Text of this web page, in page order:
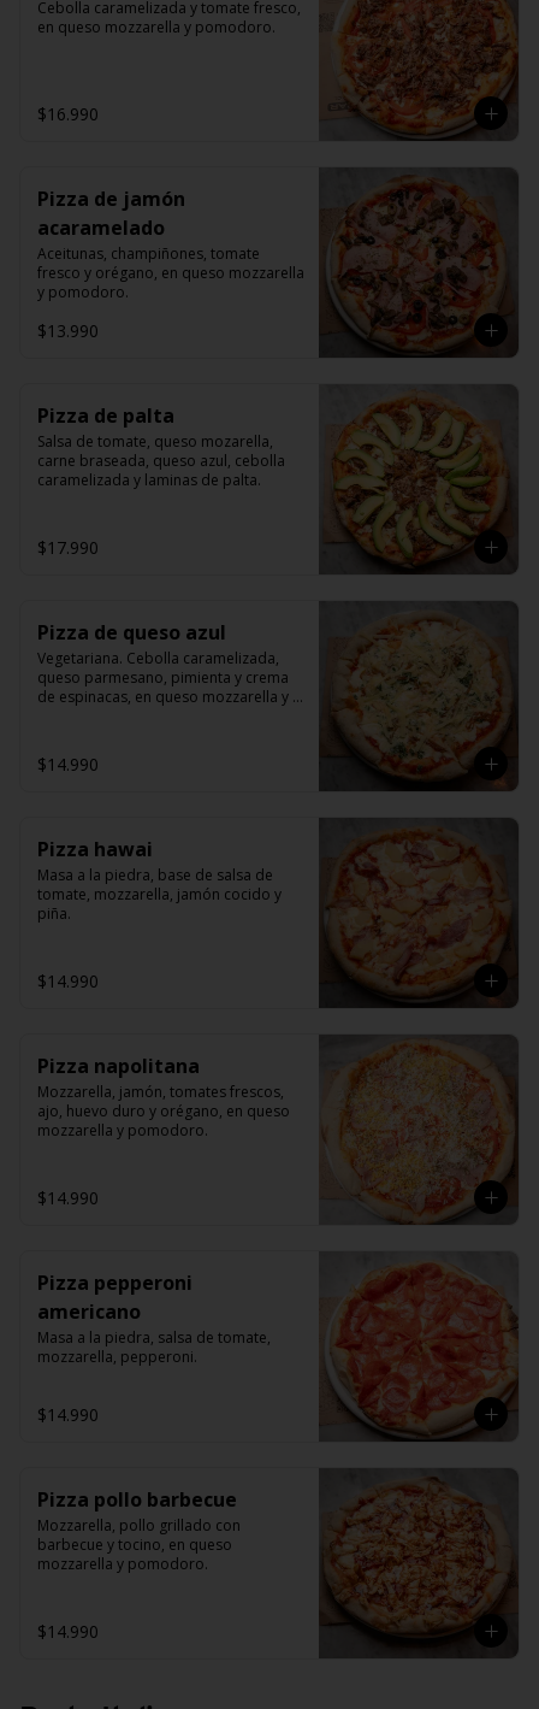
Cebolla caramelizada y tomate fresco,
en queso mozzarella y pomodoro.
$16.990
Pizza de jamón
acaramelado
Aceitunas, champiñones, tomate
fresco y orégano, en queso mozzarella
y pomodoro.
$13.990
Pizza de palta
Salsa de tomate, queso mozarella,
carne braseada, queso azul, cebolla
caramelizada y laminas de palta.
$17.990
Pizza de queso azul
Vegetariana. Cebolla caramelizada,
queso parmesano, pimienta y crema
de espinacas, en queso mozzarella y
$14.990
Pizza hawai
Masa a la piedra, base de salsa de
tomate, mozzarella, jamón cocido y
piña.
$14.990
Pizza napolitana
Mozzarella, jamón, tomates frescos,
ajo, huevo duro y orégano, en queso
mozzarella y pomodoro.
$14.990
Pizza pepperoni
americano
Masa a la piedra, salsa de tomate,
mozzarella, pepperoni.
$14.990
Pizza pollo barbecue
Mozzarella, pollo grillado con
barbecue y tocino, en queso
mozzarella y pomodoro.
$14.990